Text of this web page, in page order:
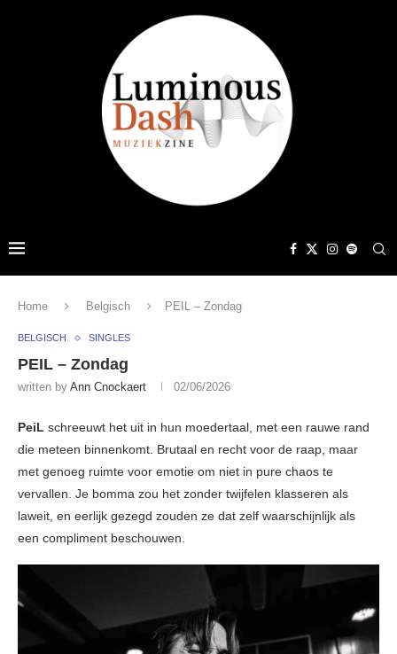
Home Belgisch PEIL – Zondag
BELGISCH SINGLES
PEIL – Zondag
written by Ann Cnockaert 02/06/2026
PeiL schreeuwt het uit in hun moedertaal, met een rauwe rand
die meteen binnenkomt. Brutaal en recht voor de raap, maar
met genoeg ruimte voor emotie om niet in pure chaos te
vervallen. Je bomma zou het zonder twijfelen klasseren als
laweit, en eerlijk gezegd zouden ze dat zelf waarschijnlijk als
een compliment beschouwen.